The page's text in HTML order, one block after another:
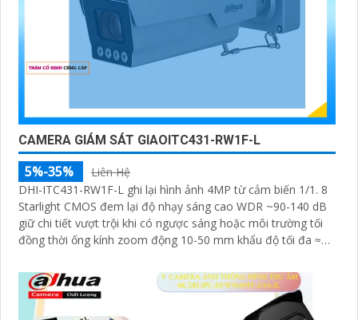
CAMERA GIÁM SÁT GIAOITC431-RW1F-L
5%-35%
Liên Hệ
DHI-ITC431-RW1F-L ghi lại hình ảnh 4MP từ cảm biến 1/1. 8
Starlight CMOS đem lại độ nhạy sáng cao WDR ~90-140 dB
giữ chi tiết vượt trội khi có ngược sáng hoặc môi trường tối
đồng thời ống kính zoom động 10-50 mm khẩu độ tối đa ≈